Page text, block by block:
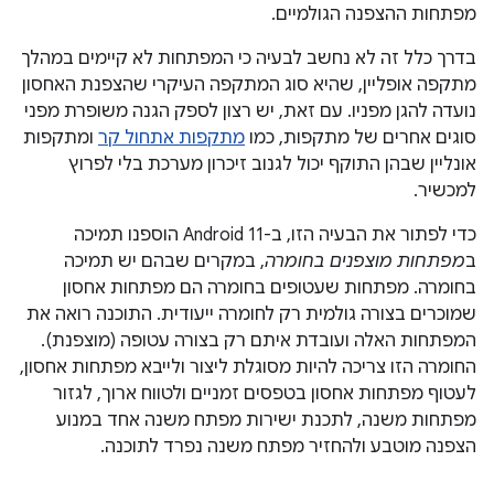
מפתחות ההצפנה הגולמיים.
בדרך כלל זה לא נחשב לבעיה כי המפתחות לא קיימים במהלך
מתקפה אופליין, שהיא סוג המתקפה העיקרי שהצפנת האחסון
נועדה להגן מפניו. עם זאת, יש רצון לספק הגנה משופרת מפני
סוגים אחרים של מתקפות, כמו מתקפות אתחול קר ומתקפות
אונליין שבהן התוקף יכול לגנוב זיכרון מערכת בלי לפרוץ
למכשיר.
כדי לפתור את הבעיה הזו, ב-Android 11 הוספנו תמיכה
במפתחות מוצפנים בחומרה, במקרים שבהם יש תמיכה
בחומרה. מפתחות שעטופים בחומרה הם מפתחות אחסון
שמוכרים בצורה גולמית רק לחומרה ייעודית. התוכנה רואה את
המפתחות האלה ועובדת איתם רק בצורה עטופה (מוצפנת).
החומרה הזו צריכה להיות מסוגלת ליצור ולייבא מפתחות אחסון,
לעטוף מפתחות אחסון בטפסים זמניים ולטווח ארוך, לגזור
מפתחות משנה, לתכנת ישירות מפתח משנה אחד במנוע
הצפנה מוטבע ולהחזיר מפתח משנה נפרד לתוכנה.